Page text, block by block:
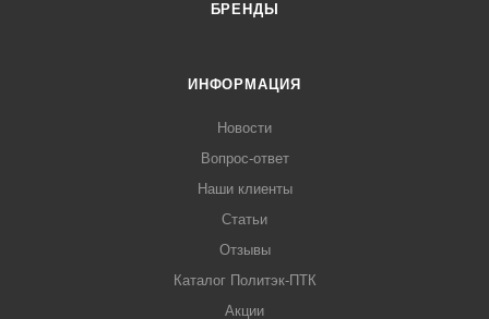
БРЕНДЫ
ИНФОРМАЦИЯ
Новости
Вопрос-ответ
Наши клиенты
Статьи
Отзывы
Каталог Политэк-ПТК
Акции